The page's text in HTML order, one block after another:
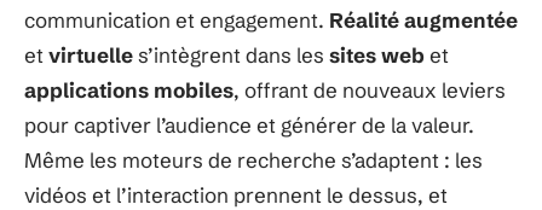
communication et engagement. Réalité augmentée
et virtuelles’intègrent dans les sites webet
applications mobiles, offrant de nouveaux leviers
pour captiver l’audience et générer de la valeur.
Même les moteurs de recherche s’adaptent : les
vidéos et l’interaction prennent le dessus, et